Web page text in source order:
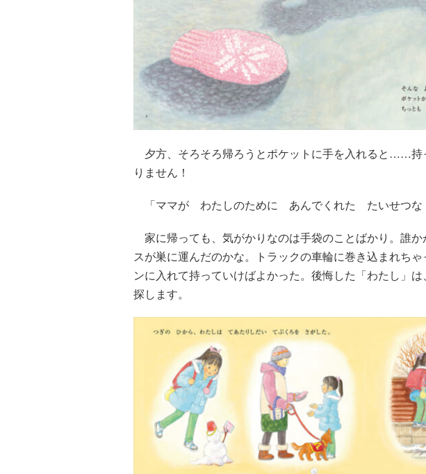
夕方、そろそろ帰ろうとポケットに手を入れると……持
りません！
「ママが わたしのために あんでくれた たいせつな
家に帰っても、気がかりなのは手袋のことばかり。誰
スが巣に運んだのかな。トラックの車輪に巻き込まれち
ンに入れて持っていけばよかった。後悔した「わたし」
探します。